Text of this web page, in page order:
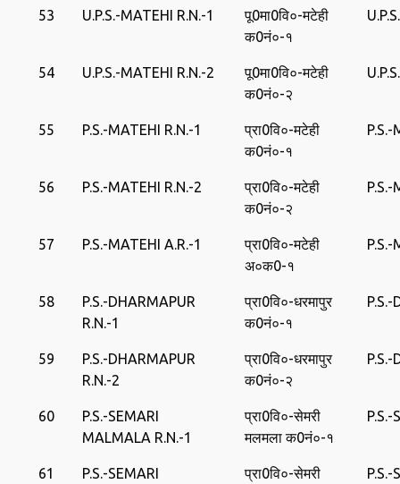
53 U.P.S.-MATEHI R.N.-1
पू0मा0वि०-मटेही
क0नं०-१
54 U.P.S.-MATEHI R.N.-2
पू0मा0वि०-मटेही
क0नं०-२
55 P.S.-MATEHI R.N.-1
प्रा0वि०-मटेही
क0नं०-१
P.S.-
56 P.S.-MATEHI R.N.-2
प्रा0वि०-मटेही
क0नं०-२
P.S.-
57 P.S.-MATEHI A.R.-1
प्रा0वि०-मटेही
अ०क0-१
P.S.-
58
P.S.-DHARMAPUR
R.N.-1
प्रा0वि०-धरमापुर
क0नं०-१
P.S.-
59
P.S.-DHARMAPUR
R.N.-2
प्रा0वि०-धरमापुर
क0नं०-२
P.S.-
60
P.S.-SEMARI
MALMALA R.N.-1
प्रा0वि०-सेमरी
मलमला क0नं०-१
61
P.S.-SEMARI
प्रा0वि०-सेमरी